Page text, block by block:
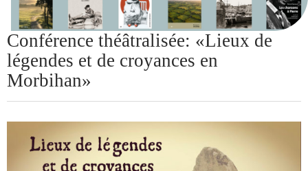
Conférence théâtralisée: «Lieux de
légendes et de croyances en
Morbihan»